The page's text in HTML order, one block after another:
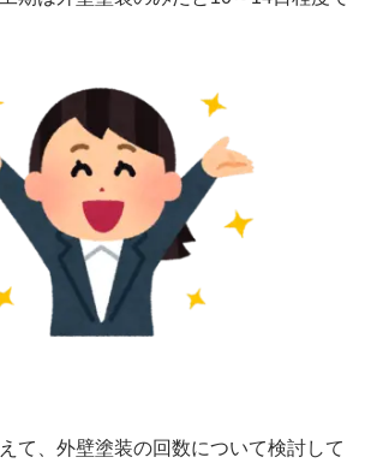
て、外壁塗装の回数について検討して